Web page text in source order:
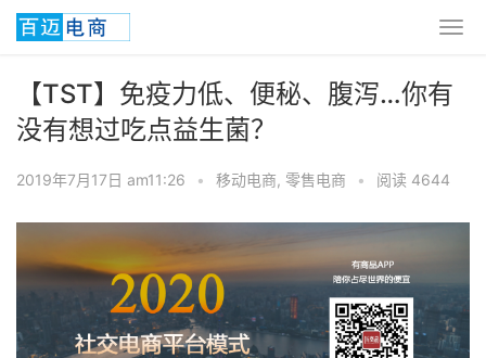
【TST】免疫力低、便秘、腹泻…你有
没有想过吃点益生菌？
2019年7月17日 am11:26 • 移动电商, 零售电商 • 阅读 4644